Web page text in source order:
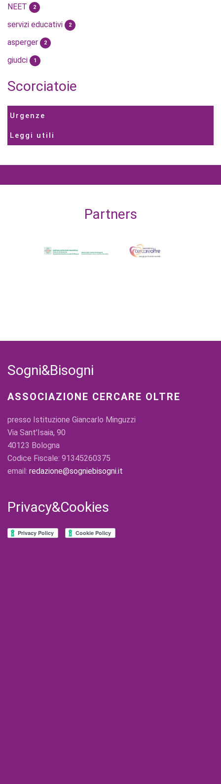
NEET 2
servizi educativi 2
asperger 2
giudci 1
Scorciatoie
Urgenze
Leggi utili
Partners
Sogni&Bisogni
ASSOCIAZIONE CERCARE OLTRE
presso Istituzione Giancarlo Minguzzi
Via Sant'Isaia, 90
40123 Bologna
Codice Fiscale: 91345260375
email: redazione@sogniebisogni.it
Privacy&Cookies